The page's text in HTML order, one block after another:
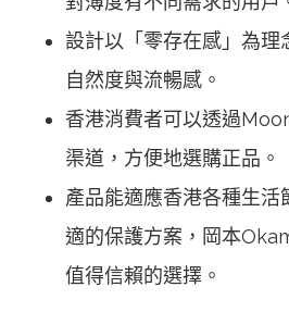
設計以「零存在感」為理
自然度與流暢感。
香港消費者可以透過
渠道，方便地選購正品。
產品能適應香港各種生活
適的保護方案，岡本
值得信賴的選擇。